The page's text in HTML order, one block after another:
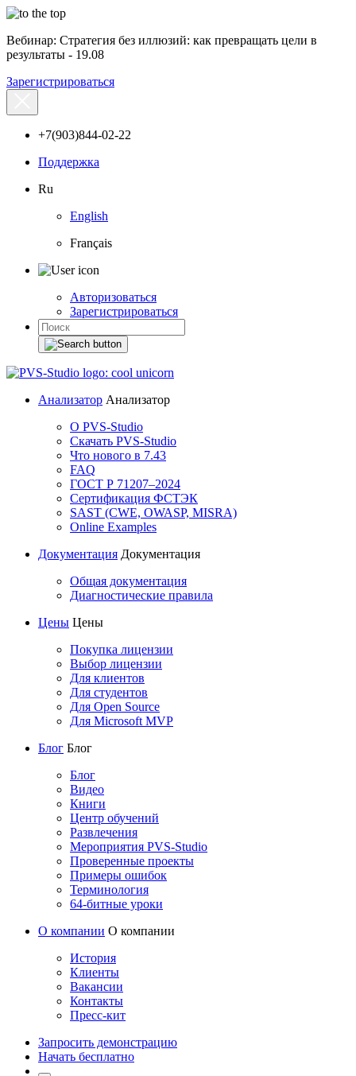
Вебинар: Стратегия без иллюзий: как превращать цели в
результаты - 19.08
Зарегистрироваться
+7(903)844-02-22
Поддержка
Ru
English
Français
Авторизоваться
Зарегистрироваться
Анализатор Анализатор
О PVS-Studio
Скачать PVS-Studio
Что нового в 7.43
FAQ
ГОСТ Р 71207–2024
Сертификация ФСТЭК
SAST (CWE, OWASP, MISRA)
Online Examples
Документация Документация
Общая документация
Диагностические правила
Цены Цены
Покупка лицензии
Выбор лицензии
Для клиентов
Для студентов
Для Open Source
Для Microsoft MVP
Блог Блог
Блог
Видео
Книги
Центр обучений
Развлечения
Мероприятия PVS-Studio
Проверенные проекты
Примеры ошибок
Терминология
64-битные уроки
О компании О компании
История
Клиенты
Вакансии
Контакты
Пресс-кит
Запросить демонстрацию
Начать бесплатно